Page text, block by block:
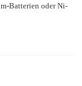
Batterien oder Ni-